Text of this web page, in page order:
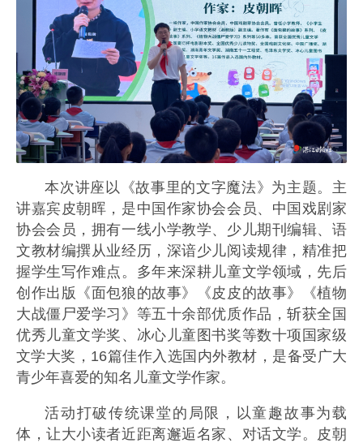
本次讲座以《故事里的文字魔法》为主题。主
讲嘉宾皮朝晖，是中国作家协会会员、中国戏剧家
协会会员，拥有一线小学教学、少儿期刊编辑、语
文教材编撰从业经历，深谙少儿阅读规律，精准把
握学生写作难点。多年来深耕儿童文学领域，先后
创作出版《面包狼的故事》《皮皮的故事》《植物
大战僵尸爱学习》等五十余部优质作品，斩获全国
优秀儿童文学奖、冰心儿童图书奖等数十项国家级
文学大奖，16篇佳作入选国内外教材，是备受广大
青少年喜爱的知名儿童文学作家。
活动打破传统课堂的局限，以童趣故事为载
体，让大小读者近距离邂逅名家、对话文学。皮朝